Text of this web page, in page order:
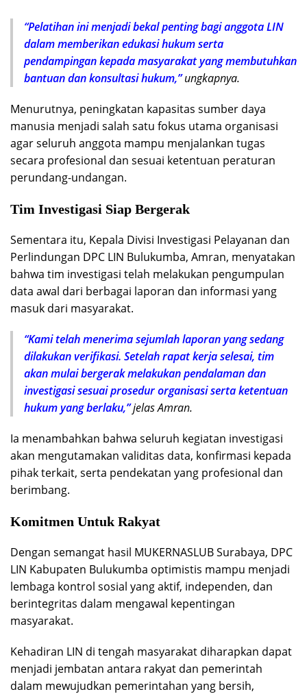
“Pelatihan ini menjadi bekal penting bagi anggota LIN
dalam memberikan edukasi hukum serta
pendampingan kepada masyarakat yang membutuhkan
bantuan dan konsultasi hukum,” ungkapnya.
Menurutnya, peningkatan kapasitas sumber daya
manusia menjadi salah satu fokus utama organisasi
agar seluruh anggota mampu menjalankan tugas
secara profesional dan sesuai ketentuan peraturan
perundang-undangan.
Tim Investigasi Siap Bergerak
Sementara itu, Kepala Divisi Investigasi Pelayanan dan
Perlindungan DPC LIN Bulukumba, Amran, menyatakan
bahwa tim investigasi telah melakukan pengumpulan
data awal dari berbagai laporan dan informasi yang
masuk dari masyarakat.
“Kami telah menerima sejumlah laporan yang sedang
dilakukan verifikasi. Setelah rapat kerja selesai, tim
akan mulai bergerak melakukan pendalaman dan
investigasi sesuai prosedur organisasi serta ketentuan
hukum yang berlaku,”jelas Amran.
Ia menambahkan bahwa seluruh kegiatan investigasi
akan mengutamakan validitas data, konfirmasi kepada
pihak terkait, serta pendekatan yang profesional dan
berimbang.
Komitmen Untuk Rakyat
Dengan semangat hasil MUKERNASLUB Surabaya, DPC
LIN Kabupaten Bulukumba optimistis mampu menjadi
lembaga kontrol sosial yang aktif, independen, dan
berintegritas dalam mengawal kepentingan
masyarakat.
Kehadiran LIN di tengah masyarakat diharapkan dapat
menjadi jembatan antara rakyat dan pemerintah
dalam mewujudkan pemerintahan yang bersih,